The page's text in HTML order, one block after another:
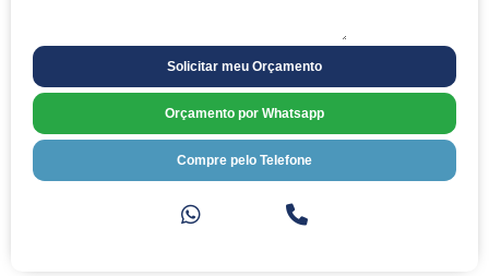
Solicitar meu Orçamento
Orçamento por Whatsapp
Compre pelo Telefone